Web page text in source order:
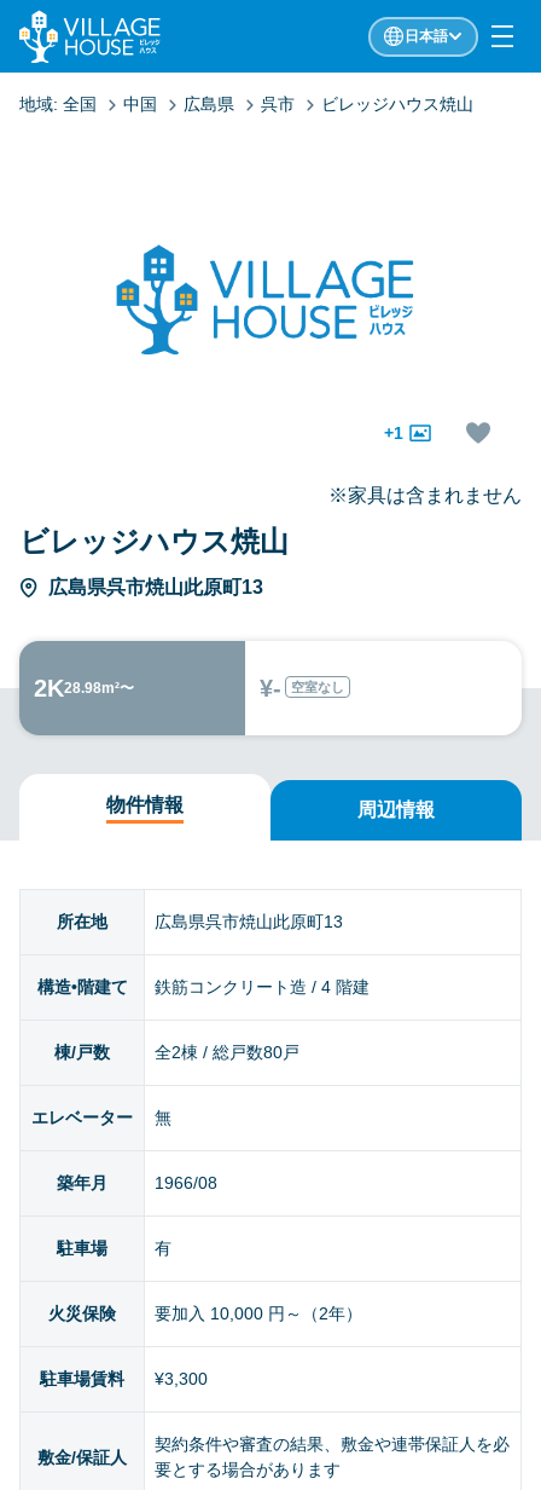
日本語
地域: 全国 中国 広島県 呉市 ビレッジハウス焼山
ビレッジハウス焼山
広島県呉市焼山此原町13
+1
※家具は含まれません
2K28.98m²〜 ¥- 空室なし
物件情報 周辺情報
所在地 広島県呉市焼山此原町13
構造•階建て 鉄筋コンクリート造 / 4 階建
棟/戸数 全2棟 / 総戸数80戸
エレベーター 無
築年月 1966/08
駐車場 有
火災保険 要加入 10,000 円～（2年）
駐車場賃料 ¥3,300
敷金/保証人
契約条件や審査の結果、敷金や連帯保証人を必
要とする場合があります